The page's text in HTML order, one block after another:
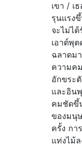
เขา / เ
รุนแรง
จะไม่ไ
เอาต์พุ
ฉลาดม
ความค
อักขระ
และอิน
คมชัดขึ้
ของมนุ
ครั้ง กา
แท่งไม้